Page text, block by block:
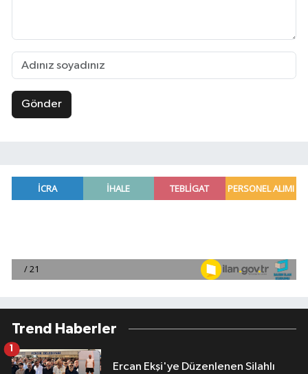
Gönder
Trend Haberler
Ercan Ekşi'ye Düzenlenen Silahlı
1